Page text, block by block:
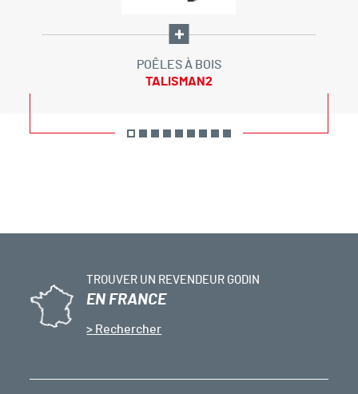
TALISMAN2
POÊLES À BOIS
TROUVER UN REVENDEUR GODIN
EN FRANCE
Rechercher